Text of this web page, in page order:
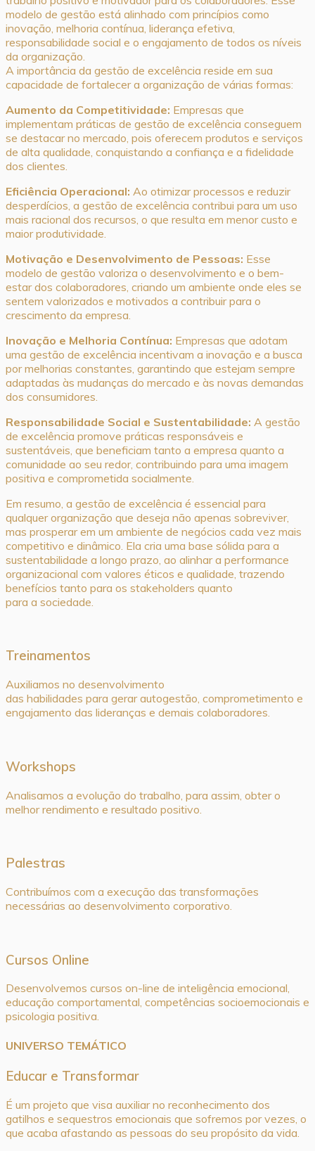
modelo de gestão está alinhado com princípios como
inovação, melhoria contínua, liderança efetiva,
responsabilidade social e o engajamento de todos os níveis
da organização.
A importância da gestão de excelência reside em sua
capacidade de fortalecer a organização de várias formas:
Aumento da Competitividade: Empresas que
implementam práticas de gestão de excelência conseguem
se destacar no mercado, pois oferecem produtos e serviços
de alta qualidade, conquistando a confiança e a fidelidade
dos clientes.
Eficiência Operacional: Ao otimizar processos e reduzir
desperdícios, a gestão de excelência contribui para um uso
mais racional dos recursos, o que resulta em menor custo e
maior produtividade.
Motivação e Desenvolvimento de Pessoas: Esse
modelo de gestão valoriza o desenvolvimento e o bem-
estar dos colaboradores, criando um ambiente onde eles se
sentem valorizados e motivados a contribuir para o
crescimento da empresa.
Inovação e Melhoria Contínua: Empresas que adotam
uma gestão de excelência incentivam a inovação e a busca
por melhorias constantes, garantindo que estejam sempre
adaptadas às mudanças do mercado e às novas demandas
dos consumidores.
Responsabilidade Social e Sustentabilidade: A gestão
de excelência promove práticas responsáveis e
sustentáveis, que beneficiam tanto a empresa quanto a
comunidade ao seu redor, contribuindo para uma imagem
positiva e comprometida socialmente.
Em resumo, a gestão de excelência é essencial para
qualquer organização que deseja não apenas sobreviver,
mas prosperar em um ambiente de negócios cada vez mais
competitivo e dinâmico. Ela cria uma base sólida para a
sustentabilidade a longo prazo, ao alinhar a performance
organizacional com valores éticos e qualidade, trazendo
benefícios tanto para os stakeholders quanto
para a sociedade.
Treinamentos
Auxiliamos no desenvolvimento
das habilidades para gerar autogestão, comprometimento e
engajamento das lideranças e demais colaboradores.
Workshops
Analisamos a evolução do trabalho, para assim, obter o
melhor rendimento e resultado positivo.
Palestras
Contribuímos com a execução das transformações
necessárias ao desenvolvimento corporativo.
Cursos Online
Desenvolvemos cursos on-line de inteligência emocional,
educação comportamental, competências socioemocionais e
psicologia positiva.
UNIVERSO TEMÁTICO
Educar e Transformar
É um projeto que visa auxiliar no reconhecimento dos
gatilhos e sequestros emocionais que sofremos por vezes, o
que acaba afastando as pessoas do seu propósito da vida.